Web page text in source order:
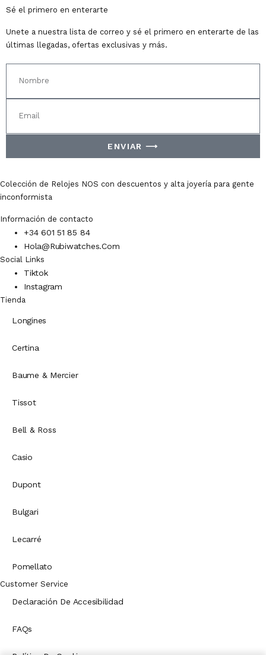
Sé el primero en enterarte
Unete a nuestra lista de correo y sé el primero en enterarte de las
últimas llegadas, ofertas exclusivas y más.
ENVIAR ⟶
Colección de Relojes NOS con descuentos y alta joyería para gente
inconformista
Información de contacto
+34 601 51 85 84
Hola@rubiwatches.com
Social Links
Tiktok
Instagram
Tienda
Longines
Certina
Baume & Mercier
Tissot
Bell & Ross
Casio
Dupont
Bulgari
Lecarré
Pomellato
Customer Service
Declaración De Accesibilidad
FAQs